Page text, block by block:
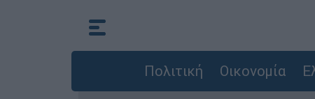
Πολιτική Οικονομία